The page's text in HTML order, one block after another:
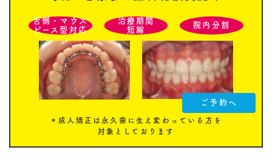
舌側・マウス
ピース型対応
治療期間
短縮
院内分割
ご予約へ
＊成人矯正は永久歯に生え変わっている方を
対象としております